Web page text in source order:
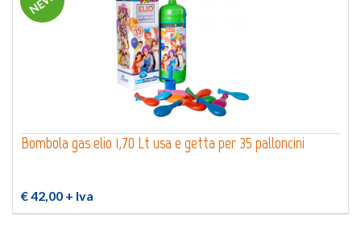
Bombola gas elio 1,70 Lt usa e getta per 35 palloncini
€ 42,00 + Iva